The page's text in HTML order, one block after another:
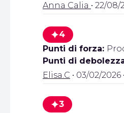
Anna Calia • 22/08/
4
Punti di forza:
Punti di
Elisa.C • 03/02/2026
3